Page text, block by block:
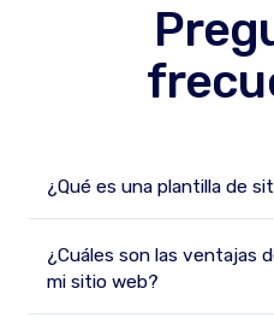
¿Qué es una plantilla de
¿Cuáles son las ventajas
mi sitio web?